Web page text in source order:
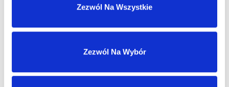
Zezwól Na Wszystkie
Zezwól Na Wybór
woda perfumowana
Dowiedz się więcej
Zaloguj się